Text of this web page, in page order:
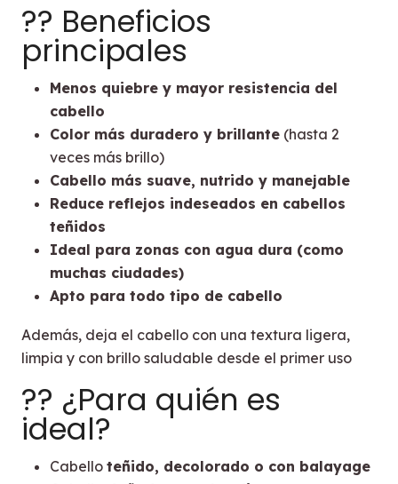
?? Beneficios
principales
Menos quiebre y mayor resistencia del
cabello
Color más duradero y brillante (hasta 2
veces más brillo)
Cabello más suave, nutrido y manejable
Reduce reflejos indeseados en cabellos
teñidos
Ideal para zonas con agua dura (como
muchas ciudades)
Apto para todo tipo de cabello
Además, deja el cabello con una textura ligera,
limpia y con brillo saludable desde el primer uso
?? ¿Para quién es
ideal?
Cabello teñido, decolorado o con balayage